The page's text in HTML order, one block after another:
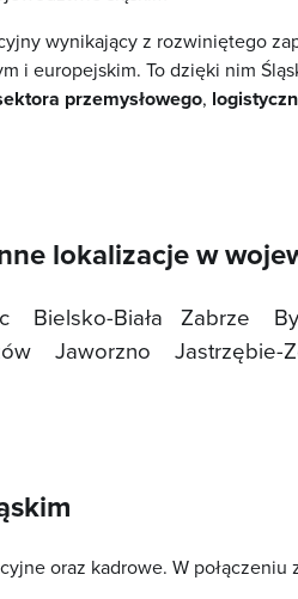
wynikający z rozwiniętego
i europejskim. To dzięki nim
przemysłowego,
lokalizacje w
Bielsko-Biała Zabrze
Jaworzno Jastrzębie-
oraz kadrowe. W